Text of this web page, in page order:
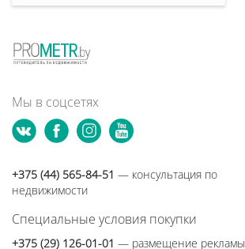
Мы в соцсетях
+375 (44) 565-84-51 — консультация по
недвижимости
Специальные условия покупки
+375 (29) 126-01-01 — размещение рекламы